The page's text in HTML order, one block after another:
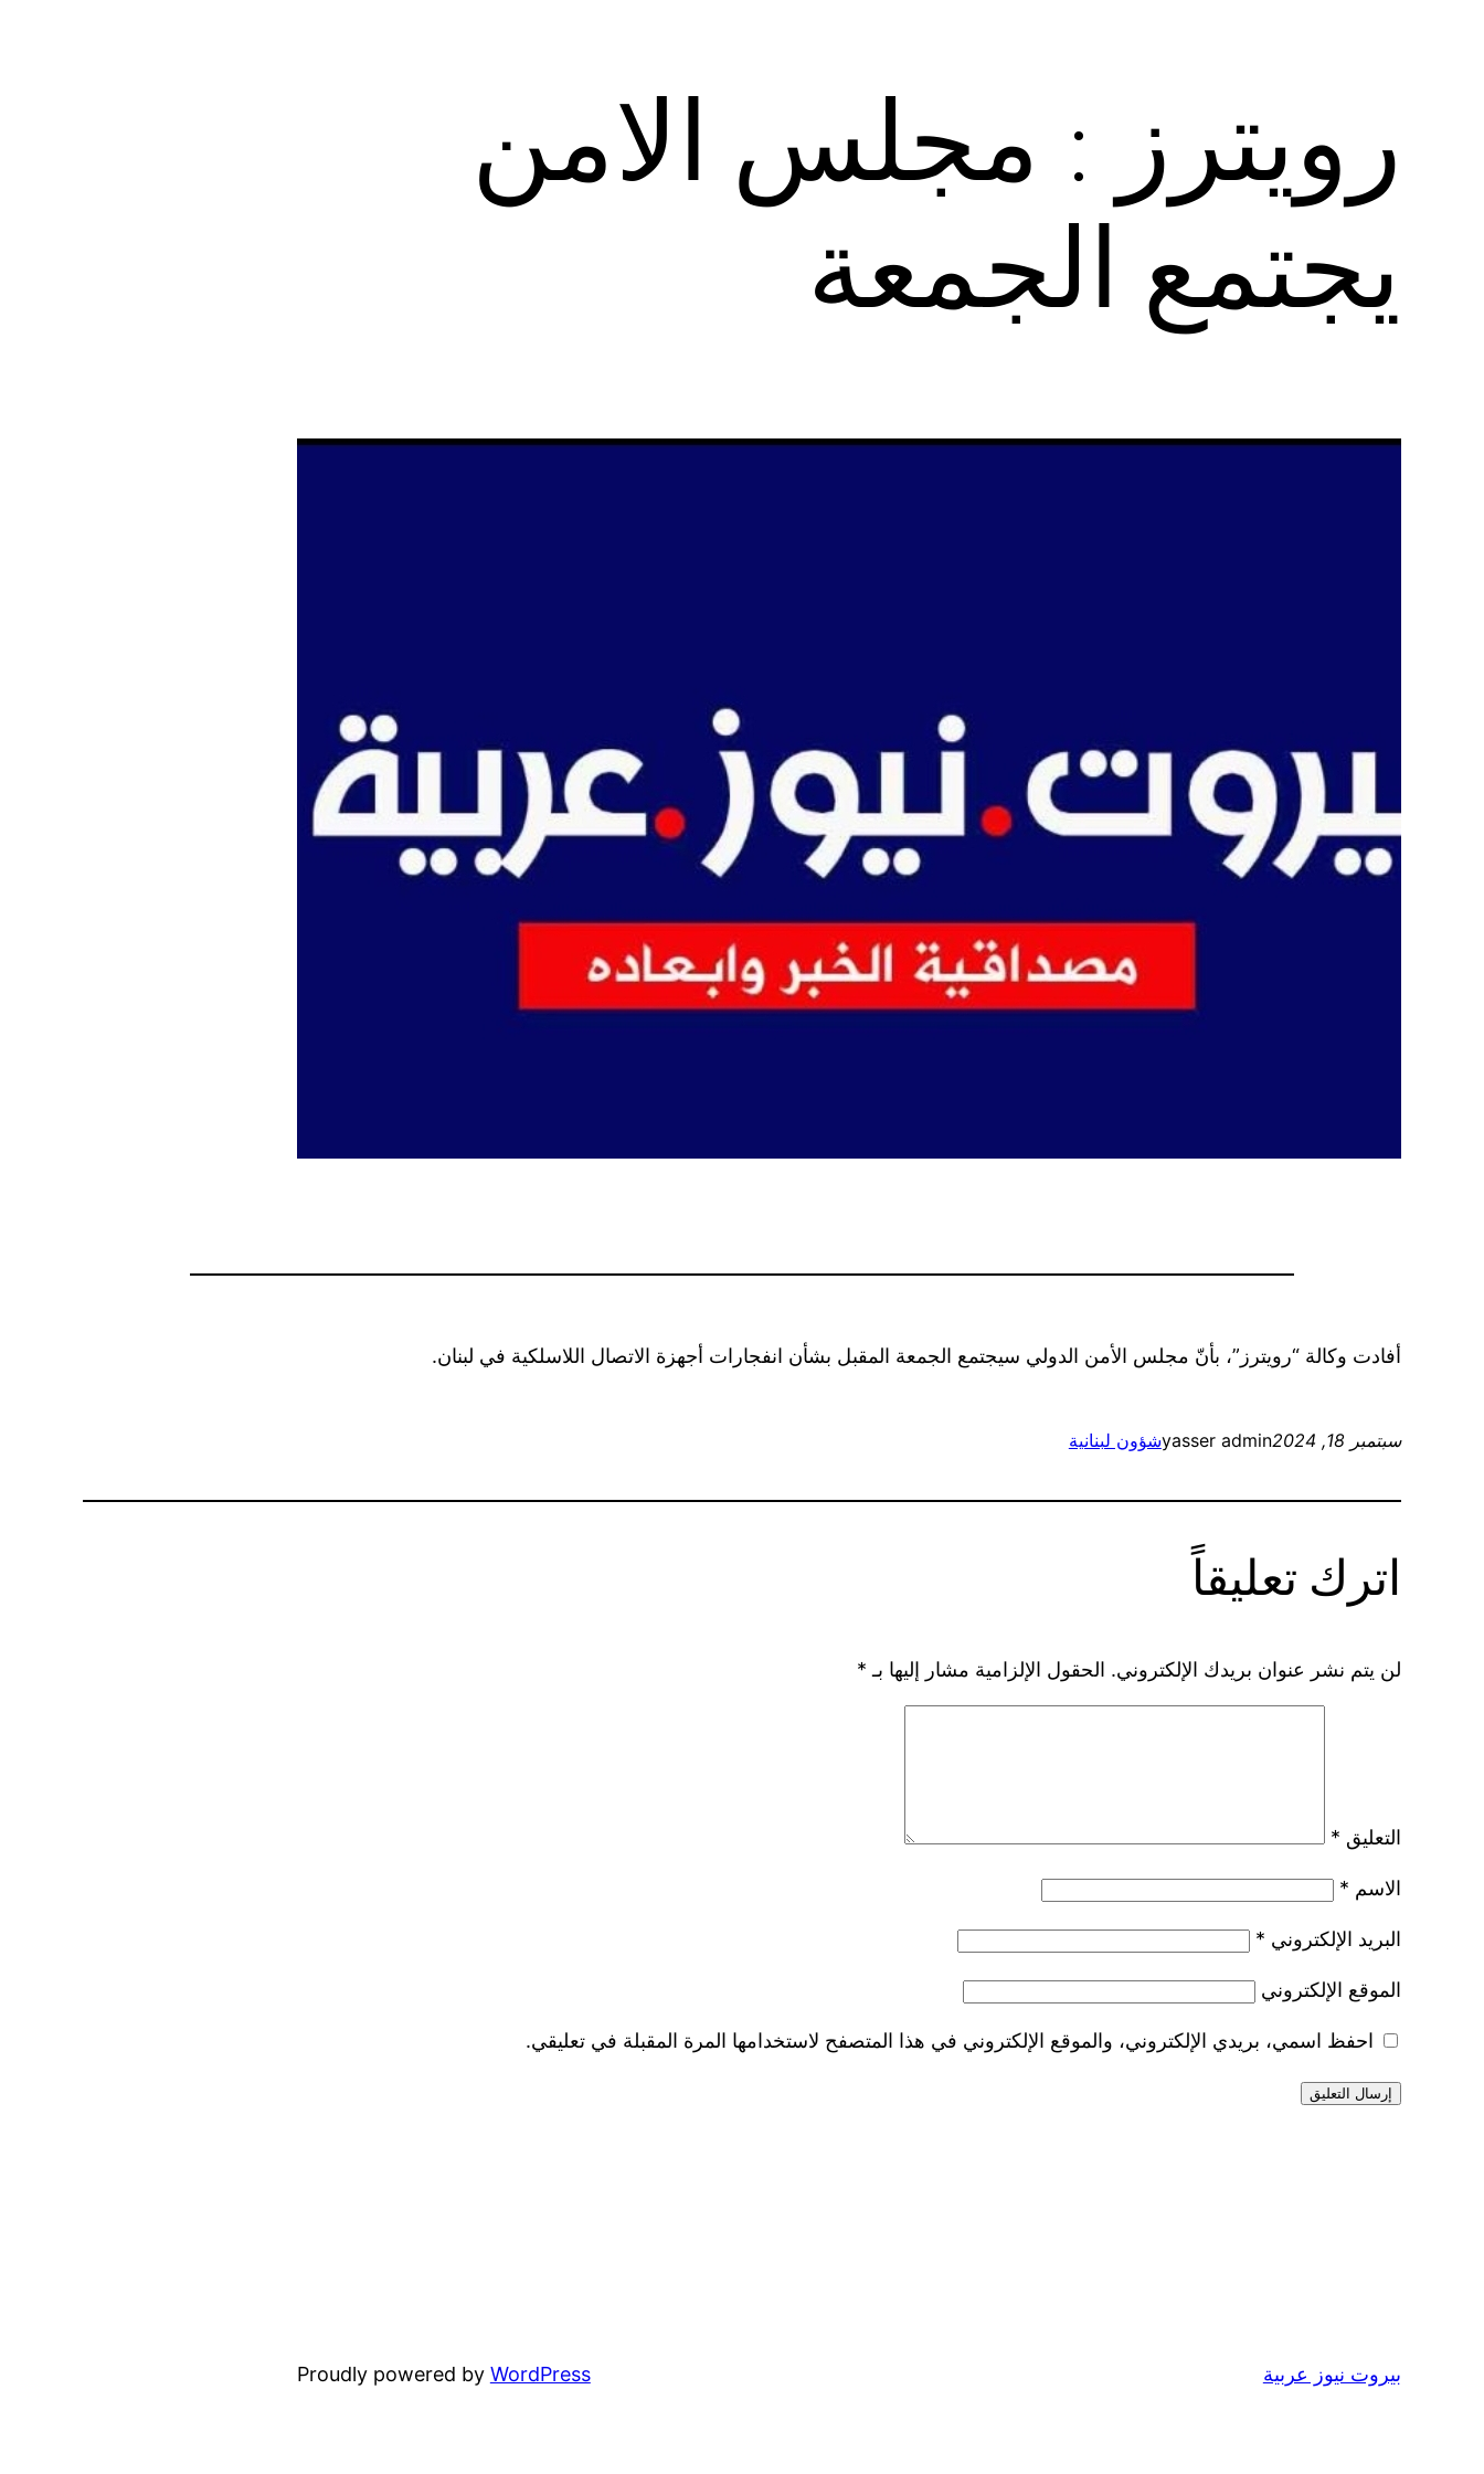
رويترز : مجلس الامن
يجتمع الجمعة
أفادت وكالة “رويترز”، بأنّ مجلس الأمن الدولي سيجتمع الجمعة المقبل بشأن انفجارات أجهزة الاتصال اللاسلكية في لبنان.
سبتمبر 18, 2024 yasser adminشؤون لبنانية
اترك تعليقاً
لن يتم نشر عنوان بريدك الإلكتروني. الحقول الإلزامية مشار إليها بـ *
التعليق *
الاسم *
البريد الإلكتروني *
الموقع الإلكتروني
احفظ اسمي، بريدي الإلكتروني، والموقع الإلكتروني في هذا المتصفح لاستخدامها المرة المقبلة في تعليقي.
بيروت نيوز عربية Proudly powered by WordPress